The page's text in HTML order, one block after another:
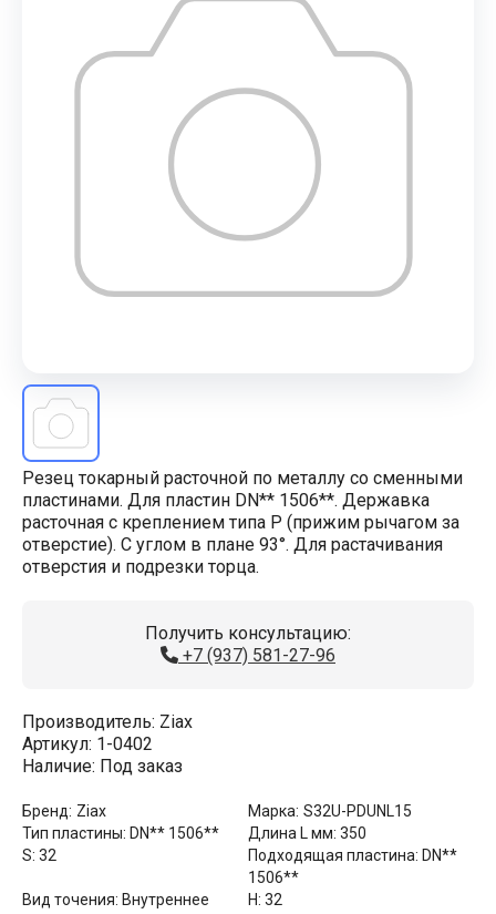
Резец токарный расточной по металлу со сменными
пластинами. Для пластин DN** 1506**. Державка
расточная с креплением типа P (прижим рычагом за
отверстие). С углом в плане 93°. Для растачивания
отверстия и подрезки торца.
Получить консультацию:
+7 (937) 581-27-96
Производитель: Ziax
Артикул: 1-0402
Наличие: Под заказ
Бренд: Ziax Марка: S32U-PDUNL15
Тип пластины: DN** 1506** Длина L мм: 350
S: 32 Подходящая пластина: DN**
1506**
Вид точения: Внутреннее H: 32